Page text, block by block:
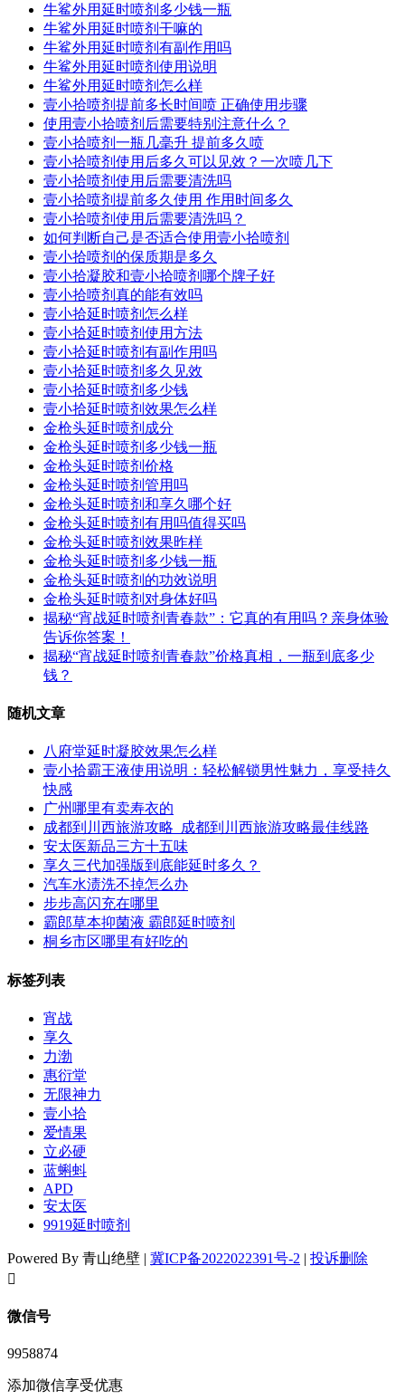
牛鲨外用延时喷剂多少钱一瓶
牛鲨外用延时喷剂干嘛的
牛鲨外用延时喷剂有副作用吗
牛鲨外用延时喷剂使用说明
牛鲨外用延时喷剂怎么样
壹小拾喷剂提前多长时间喷 正确使用步骤
使用壹小拾喷剂后需要特别注意什么？
壹小拾喷剂一瓶几毫升 提前多久喷
壹小拾喷剂使用后多久可以见效？一次喷几下
壹小拾喷剂使用后需要清洗吗
壹小拾喷剂提前多久使用 作用时间多久
壹小拾喷剂使用后需要清洗吗？
如何判断自己是否适合使用壹小拾喷剂
壹小拾喷剂的保质期是多久
壹小拾凝胶和壹小拾喷剂哪个牌子好
壹小拾喷剂真的能有效吗
壹小拾延时喷剂怎么样
壹小拾延时喷剂使用方法
壹小拾延时喷剂有副作用吗
壹小拾延时喷剂多久见效
壹小拾延时喷剂多少钱
壹小拾延时喷剂效果怎么样
金枪头延时喷剂成分
金枪头延时喷剂多少钱一瓶
金枪头延时喷剂价格
金枪头延时喷剂管用吗
金枪头延时喷剂和享久哪个好
金枪头延时喷剂有用吗值得买吗
金枪头延时喷剂效果昨样
金枪头延时喷剂多少钱一瓶
金枪头延时喷剂的功效说明
金枪头延时喷剂对身体好吗
揭秘“宵战延时喷剂青春款”：它真的有用吗？亲身体验
告诉你答案！
揭秘“宵战延时喷剂青春款”价格真相，一瓶到底多少
钱？
随机文章
八府堂延时凝胶效果怎么样
壹小拾霸王液使用说明：轻松解锁男性魅力，享受持久
快感
广州哪里有卖寿衣的
成都到川西旅游攻略_成都到川西旅游攻略最佳线路
安太医新品三方十五味
享久三代加强版到底能延时多久？
汽车水渍洗不掉怎么办
步步高闪充在哪里
霸郎草本抑菌液 霸郎延时喷剂
桐乡市区哪里有好吃的
标签列表
宵战
享久
力渤
惠衍堂
无限神力
壹小拾
爱情果
立必硬
蓝蝌蚪
APD
安太医
9919延时喷剂
Powered By 青山绝壁 | 冀ICP备2022022391号-2 | 投诉删除
󦘖
微信号
9958874
添加微信享受优惠